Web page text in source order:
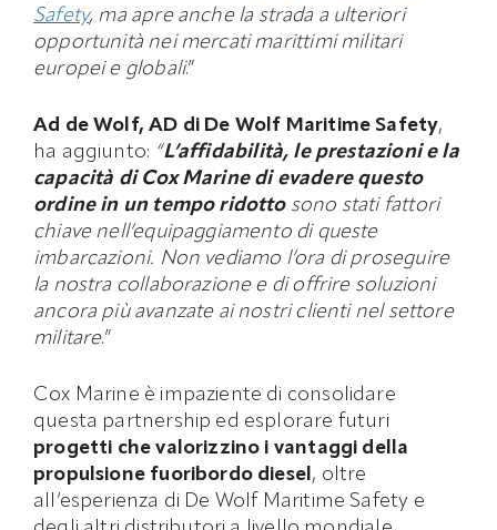
Safety, ma apre anche la strada a ulteriori
opportunità nei mercati marittimi militari
europei e globali.”
Ad de Wolf, AD di De Wolf Maritime Safety,
ha aggiunto: “L’affidabilità, le prestazioni e la
capacità di Cox Marine di evadere questo
ordine in un tempo ridottosono stati fattori
chiave nell’equipaggiamento di queste
imbarcazioni. Non vediamo l’ora di proseguire
la nostra collaborazione e di offrire soluzioni
ancora più avanzate ai nostri clienti nel settore
militare.”
Cox Marine è impaziente di consolidare
questa partnership ed esplorare futuri
progetti che valorizzino i vantaggi della
propulsione fuoribordo diesel , oltre
all’esperienza di De Wolf Maritime Safety e